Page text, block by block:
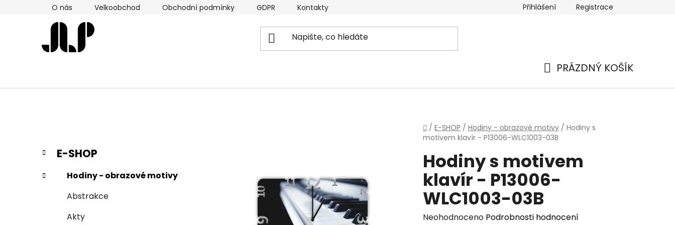
O nás Velkoobchod Obchodní podmínky GDPR Kontakty Přihlášení Registrace
PRÁZDNÝ KOŠÍK
Domů
/ E-SHOP / Hodiny - obrazové motivy / Hodiny s
motivem klavír - P13006-WLC1003-03B
P
s
Přeskočit
kategorie
K
a
t
e
E-SHOP
Hodiny - obrazové motivy
Abstrakce
Akty
Hodiny s motivem
klavír - P13006-
WLC1003-03B
Průměrné
Neohodnoceno Podrobnosti hodnocení